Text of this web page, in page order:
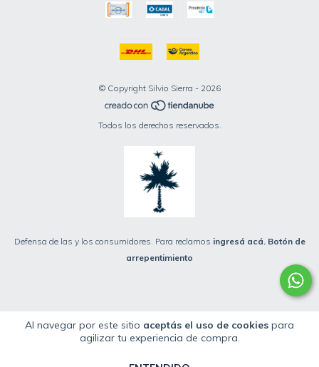
Al navegar por este sitio aceptás el uso de cookies para
agilizar tu experiencia de compra.
© Copyright Silvio Sierra - 2026
Todos los derechos reservados.
Defensa de las y los consumidores. Para reclamos ingresá acá. Botón de
arrepentimiento